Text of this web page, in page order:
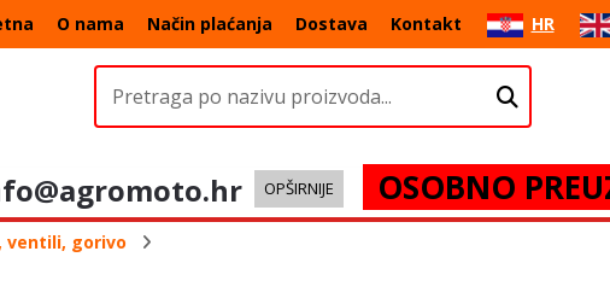
O nama Način plaćanja Dostava Kontakt HR
OPŠIRNIJE OSOBNO
ventili, gorivo